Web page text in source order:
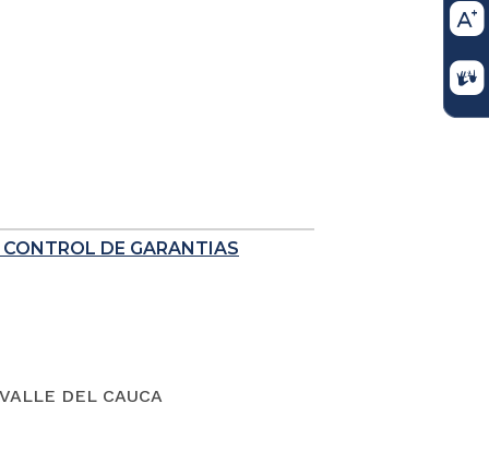
DE GARANTIAS
DEL CAUCA